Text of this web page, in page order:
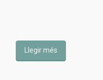
Llegir més